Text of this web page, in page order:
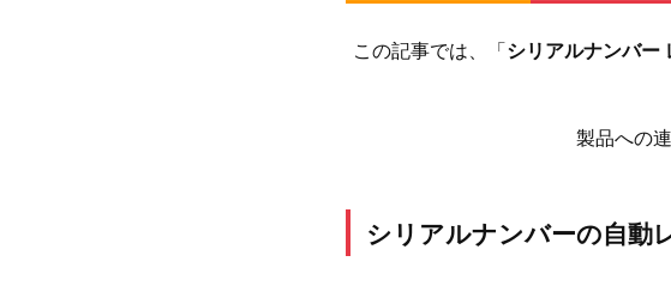
この記事では、「シリアルナンバー
製品への
シリアルナンバーの自動